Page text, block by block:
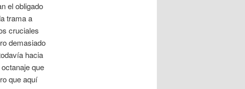
el obligado
trama a
cruciales
demasiado
hacia
que
que aquí